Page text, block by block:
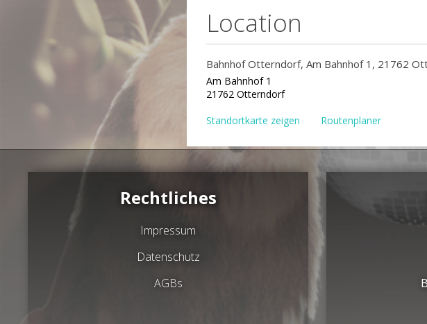
Location
Bahnhof Otterndorf, Am Bahnhof 1, 21762
Am Bahnhof 1
21762 Otterndorf
Standortkarte zeigen Routenplaner
Rechtliches
Impressum
Datenschutz
AGBs